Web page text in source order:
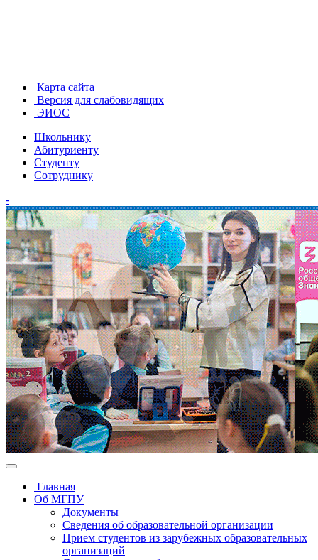
Карта сайта
Версия для слабовидящих
ЭИОС
Школьнику
Абитуриенту
Студенту
Сотруднику
-
Главная
Об МГПУ
Документы
Сведения об образовательной организации
Прием студентов из зарубежных образовательных
организаций